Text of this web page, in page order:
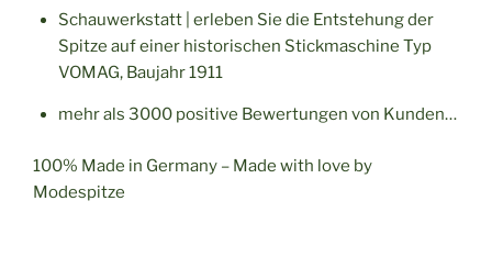
Schauwerkstatt | erleben Sie die Entstehung der
Spitze auf einer historischen Stickmaschine Typ
VOMAG, Baujahr 1911
mehr als 3000 positive Bewertungen von Kunden…
100% Made in Germany – Made with love by
Modespitze